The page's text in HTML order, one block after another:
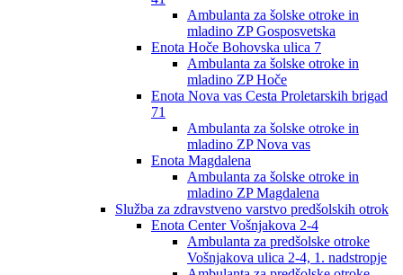
Ambulanta za šolske otroke in
mladino ZP Gosposvetska
Enota Hoče Bohovska ulica 7
Ambulanta za šolske otroke in
mladino ZP Hoče
Enota Nova vas Cesta Proletarskih brigad
71
Ambulanta za šolske otroke in
mladino ZP Nova vas
Enota Magdalena
Ambulanta za šolske otroke in
mladino ZP Magdalena
Služba za zdravstveno varstvo predšolskih otrok
Enota Center Vošnjakova 2-4
Ambulanta za predšolske otroke
Vošnjakova ulica 2-4, 1. nadstropje